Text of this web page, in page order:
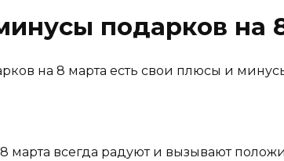
подарков на
на 8 марта есть свои плюсы и
марта всегда радуют и вызывают